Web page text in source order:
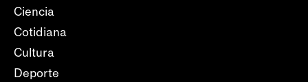
Ciencia
Cotidiana
Cultura
Deporte